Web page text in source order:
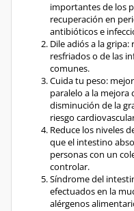
importantes de los
recuperación en
antibióticos e
Dile adiós a la
resfriados o de las
comunes.
Cuida tu peso:
paralelo a la mejora
disminución de la
riesgo
Reduce los niveles
que el intestino
personas con un
controlar.
Síndrome del
efectuados en la
alérgenos